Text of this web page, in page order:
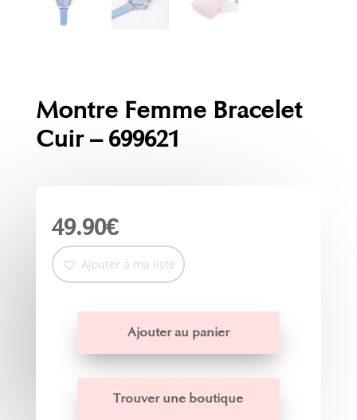
Montre Femme Bracelet
Cuir – 699621
49.90€
Ajouter à ma liste
Ajouter au panier
Trouver une boutique